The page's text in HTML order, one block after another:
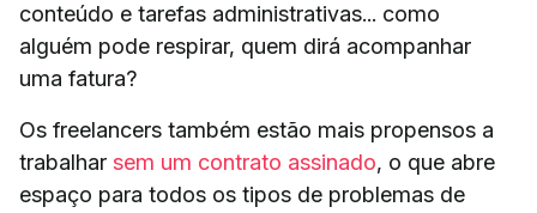
conteúdo e tarefas administrativas... como
alguém pode respirar, quem dirá acompanhar
uma fatura?
Os freelancers também estão mais propensos a
trabalhar sem um contrato assinado, o que abre
espaço para todos os tipos de problemas de